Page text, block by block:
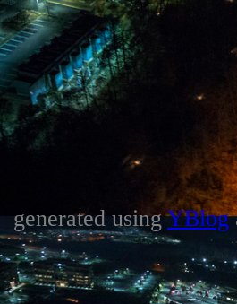
generated usingYBlog